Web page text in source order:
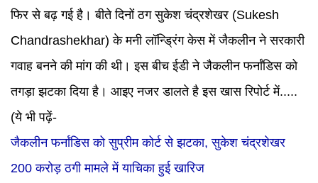
फिर से बढ़ गई है। बीते दिनों ठग सुकेश चंद्रशेखर (Sukesh
Chandrashekhar) के मनी लॉन्ड्रिंग केस में जैकलीन ने सरकारी
गवाह बनने की मांग की थी। इस बीच ईडी ने जैकलीन फर्नांडिस को
तगड़ा झटका दिया है। आइए नजर डालते है इस खास रिपोर्ट में.....
(ये भी पढ़ें-
जैकलीन फर्नांडिस को सुप्रीम कोर्ट से झटका, सुकेश चंद्रशेखर
200 करोड़ ठगी मामले में याचिका हुई खारिज